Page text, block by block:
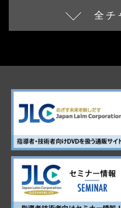
全チ